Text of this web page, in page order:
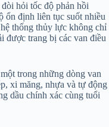
hỏi tốc độ phản hồi
ổn định liên tục suốt nhiều
thống thủy lực không chỉ
được trang bị các van điều
trong những dòng van
xi măng, nhựa và tự động
dầu chính xác cùng tuổi